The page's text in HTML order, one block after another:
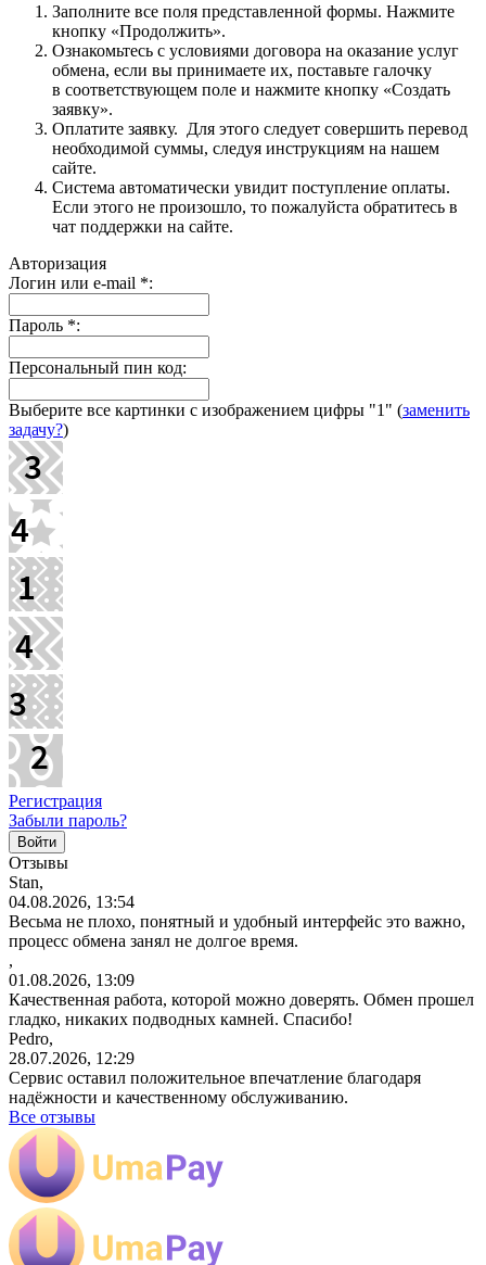
Заполните все поля представленной формы. Нажмите
кнопку «Продолжить».
Ознакомьтесь с условиями договора на оказание услуг
обмена, если вы принимаете их, поставьте галочку
в соответствующем поле и нажмите кнопку «Создать
заявку».
Оплатите заявку. Для этого следует совершить перевод
необходимой суммы, следуя инструкциям на нашем
сайте.
Система автоматически увидит поступление оплаты.
Если этого не произошло, то пожалуйста обратитесь в
чат поддержки на сайте.
Авторизация
Логин или e-mail *:
Пароль *:
Персональный пин код:
Выберите все картинки с изображением цифры "1" (заменить
задачу?)
Регистрация
Забыли пароль?
Отзывы
Stan,
04.08.2026, 13:54
Весьма не плохо, понятный и удобный интерфейс это важно,
процесс обмена занял не долгое время.
,
01.08.2026, 13:09
Качественная работа, которой можно доверять. Обмен прошел
гладко, никаких подводных камней. Спасибо!
Pedro,
28.07.2026, 12:29
Сервис оставил положительное впечатление благодаря
надёжности и качественному обслуживанию.
Все отзывы